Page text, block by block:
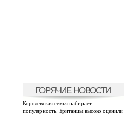
ГОРЯЧИЕ НОВОСТИ
Королевская семья набирает
популярность. Британцы высоко оценили